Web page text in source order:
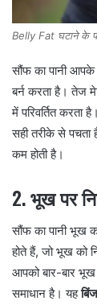
Belly Fat घटाने के
सौंफ का पानी आपके
बर्न करता है। तेज
में परिवर्तित करता
सही तरीके से
कम होती है।
2.भूख पर
सौंफ का पानी भूख
होते हैं, जो भूख को
आपको बार-बार
समाधान है। यह